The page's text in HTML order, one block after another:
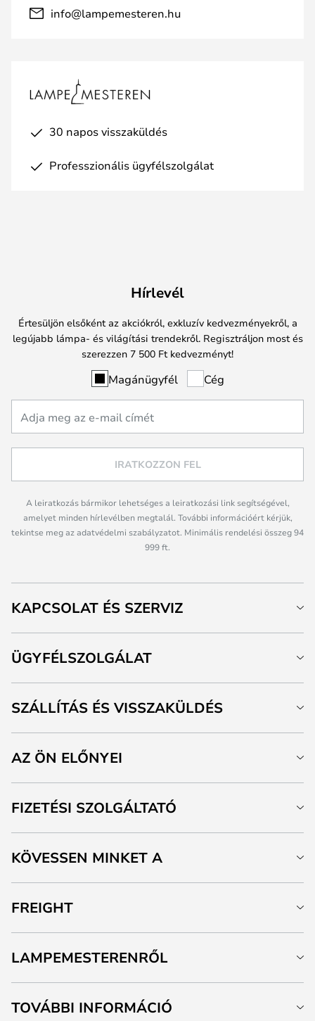
info@lampemesteren.hu
30 napos visszaküldés
Professzionális ügyfélszolgálat
Hírlevél
Értesüljön elsőként az akciókról, exkluzív kedvezményekről, a
legújabb lámpa- és világítási trendekről. Regisztráljon most és
szerezzen 7 500 Ft kedvezményt!
Magánügyfél Cég
IRATKOZZON FEL
A leiratkozás bármikor lehetséges a leiratkozási link segítségével,
amelyet minden hírlevélben megtalál. További információért kérjük,
tekintse meg az adatvédelmi szabályzatot. Minimális rendelési összeg 94
999 ft.
KAPCSOLAT ÉS SZERVIZ
ÜGYFÉLSZOLGÁLAT
SZÁLLÍTÁS ÉS VISSZAKÜLDÉS
AZ ÖN ELŐNYEI
FIZETÉSI SZOLGÁLTATÓ
KÖVESSEN MINKET A
FREIGHT
LAMPEMESTERENRŐL
TOVÁBBI INFORMÁCIÓ